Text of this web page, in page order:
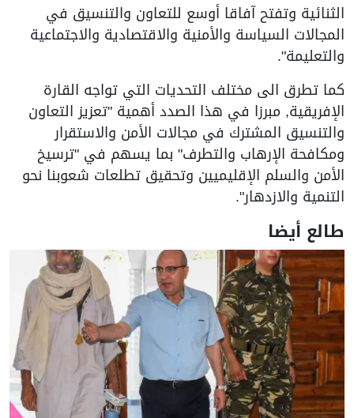
الثنائية وتفتح آفاقا أوسع للتعاون والتنسيق في
المجالات السياسة والأمنية والاقتصادية والاجتماعية
والتعليمة".
كما تطرق الى مختلف التحديات التي تواجه القارة
الإفريقية, مبرزا في هذا الصدد أهمية "تعزيز التعاون
والتنسيق المشترك في مجالات الأمن والاستقرار
ومكافحة الإرهاب والتطرف" بما يسهم في "ترسيخ
الأمن والسلم الإقليميين وتحقيق تطلعات شعوبنا نحو
التنمية والازدهار".
طالع أيضا